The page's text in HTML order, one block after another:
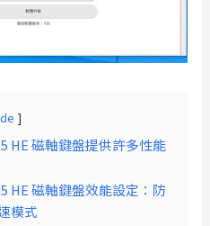
HE 磁軸鍵盤提供許多性能
HE 磁軸鍵盤效能設定：防
模式